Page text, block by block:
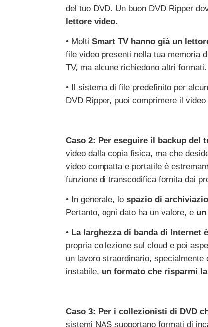
del tuo DVD. Un buon DVD Ripper
lettore video.
• Molti Smart TV hanno già un
file video presenti nella tua memoria
TV, ma alcune richiedono altri formati.
• Il sistema di file predefinito per
DVD Ripper, puoi comprimere il
Caso 2: Per eseguire il backup del
video dalla copia fisica, ma che
video compatta e portatile è
funzione di transcodifica fornita dai
• In generale, lo spazio di
Pertanto, ogni dato ha un valore, e
• La larghezza di banda di Internet
propria collezione sul cloud e poi
un lavoro straordinario,
instabile, un formato che risparmi
Caso 3: Per i collezionisti di DVD
sistemi NAS supportano formati di